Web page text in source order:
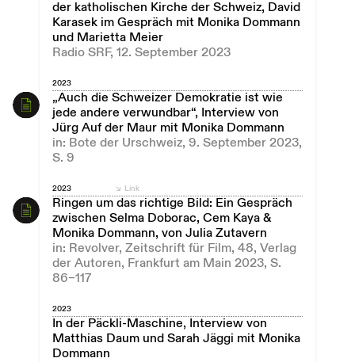
der katholischen Kirche der Schweiz, David
Karasek im Gespräch mit Monika Dommann
und Marietta Meier
Radio SRF, 12. September 2023
2023
„Auch die Schweizer Demokratie ist wie
jede andere verwundbar“, Interview von
Jürg Auf der Maur mit Monika Dommann
in: Bote der Urschweiz, 9. September 2023,
S. 9
2023
Ringen um das richtige Bild: Ein Gespräch
zwischen Selma Doborac, Cem Kaya &
Monika Dommann, von Julia Zutavern
in: Revolver, Zeitschrift für Film, 48, Verlag
der Autoren, Frankfurt am Main 2023, S.
86–117
Link
2023
In der Päckli-Maschine, Interview von
Matthias Daum und Sarah Jäggi mit Monika
Dommann